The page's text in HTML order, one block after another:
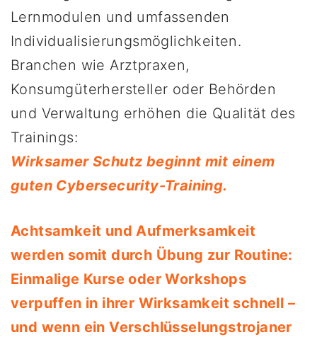
Lernmodulen und umfassenden
Individualisierungsmöglichkeiten.
Branchen wie Arztpraxen,
Konsumgüterhersteller oder Behörden
und Verwaltung erhöhen die Qualität des
Trainings:
Wirksamer Schutz beginnt mit einem
guten Cybersecurity-Training.
Achtsamkeit und Aufmerksamkeit
werden somit durch Übung zur Routine:
Einmalige Kurse oder Workshops
verpuffen in ihrer Wirksamkeit schnell –
und wenn ein Verschlüsselungstrojaner